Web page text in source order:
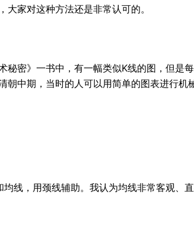
大家对这种方法还是非常认可的。
秘密》一书中，有一幅类似K线的图，但是
朝中期，当时的人可以用简单的图表进行机
均线，用颈线辅助。我认为均线非常客观、